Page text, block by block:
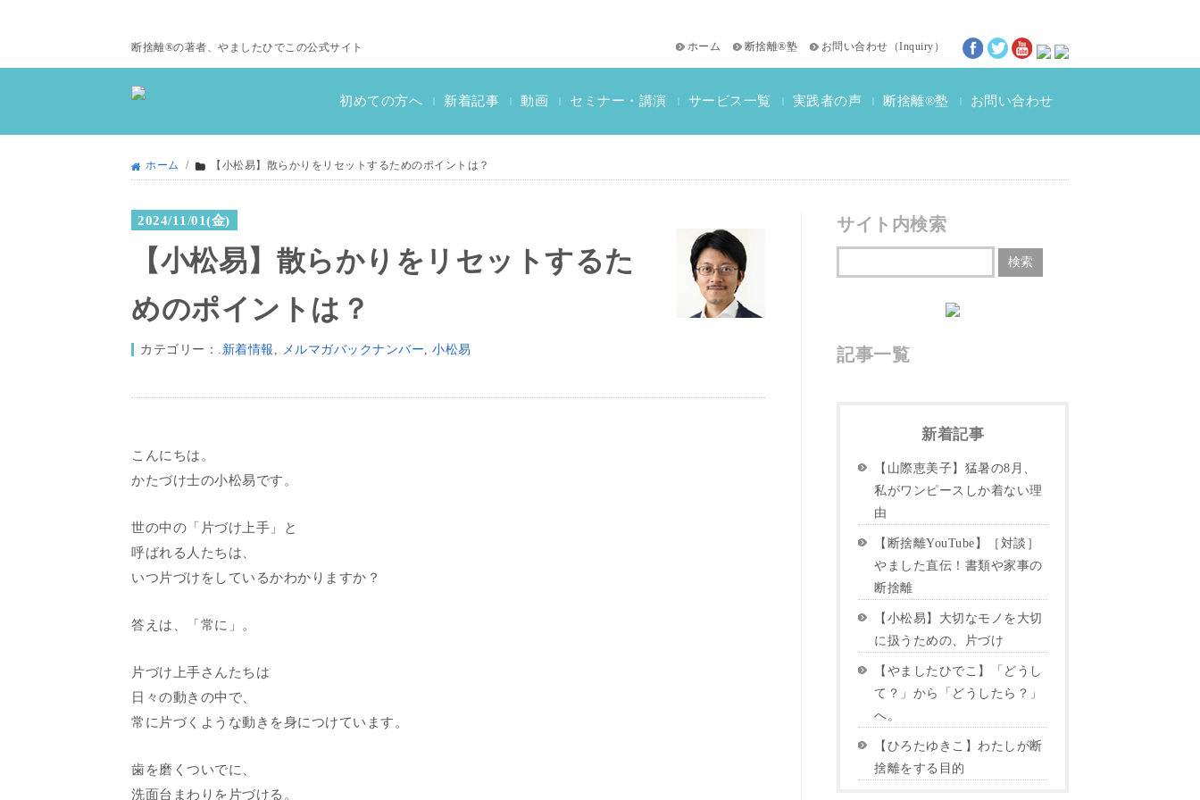
断捨離®の著者、やましたひでこの公式サイト ホーム 断捨離®塾 お問い合わせ （Inquiry ）
初めての方へ | 新着記事 | 動画 | セミナー・講演 | サービス一覧
おススメ書籍
教材一覧
断捨離検定情報
| 実践者の声
断捨離®体験談
動画インタビュー
| 断捨離®塾 | お問い合わせ
ホーム / 【小松易】散らかりをリセットするためのポイントは？
2024/11/01(金)
【小松易】散らかりをリセットするた
めのポイントは？
カテゴリー： .新着情報 , メルマガバックナンバー, 小松易
こんにちは。
かたづけ士の小松易です。
世の中の「片づけ上手」と
呼ばれる人たちは、
いつ片づけをしているかわかりますか？
答えは、「常に」。
片づけ上手さんたちは
日々の動きの中で、
常に片づくような動きを身につけています。
歯を磨くついでに、
洗面台まわりを片づける。
サイト内検索
記事一覧
新着記事
【山際恵美子】猛暑の8月、
私がワンピースしか着ない理
由
【断捨離YouTube】［対談］
やました直伝！書類や家事の
断捨離
【小松易】大切なモノを大切
に扱うための、片づけ
【やましたひでこ】「どうし
て？」から「どうしたら？」
へ。
【ひろたゆきこ】わたしが断
捨離をする目的